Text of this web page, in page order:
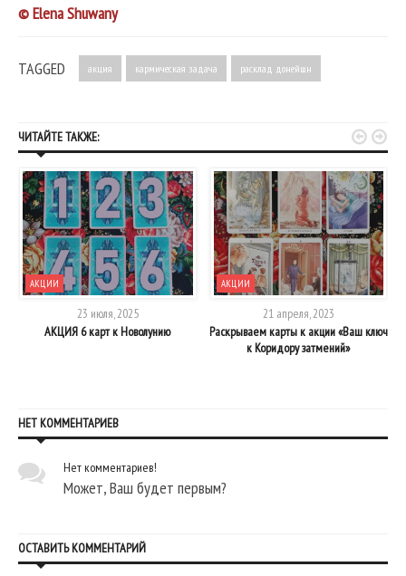
© Elena Shuwany
TAGGED акция кармическая задача расклад донейшн
ЧИТАЙТЕ ТАКЖЕ:
АКЦИИ
23 июля, 2025
АКЦИЯ 6 карт к Новолунию
АКЦИИ
21 апреля, 2023
Раскрываем карты к акции «Ваш ключ
к Коридору затмений»
 
НЕТ КОММЕНТАРИЕВ
Нет комментариев!
Может, Ваш будет первым?
ОСТАВИТЬ КОММЕНТАРИЙ